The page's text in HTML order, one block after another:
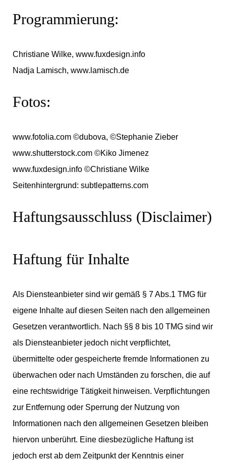
Programmierung:
Christiane Wilke, www.fuxdesign.info
Nadja Lamisch, www.lamisch.de
Fotos:
www.fotolia.com ©dubova, ©Stephanie Zieber
www.shutterstock.com ©Kiko Jimenez
www.fuxdesign.info ©Christiane Wilke
Seitenhintergrund: subtlepatterns.com
Haftungsausschluss (Disclaimer)
Haftung für Inhalte
Als Diensteanbieter sind wir gemäß § 7 Abs.1 TMG für
eigene Inhalte auf diesen Seiten nach den allgemeinen
Gesetzen verantwortlich. Nach §§ 8 bis 10 TMG sind wir
als Diensteanbieter jedoch nicht verpflichtet,
übermittelte oder gespeicherte fremde Informationen zu
überwachen oder nach Umständen zu forschen, die auf
eine rechtswidrige Tätigkeit hinweisen. Verpflichtungen
zur Entfernung oder Sperrung der Nutzung von
Informationen nach den allgemeinen Gesetzen bleiben
hiervon unberührt. Eine diesbezügliche Haftung ist
jedoch erst ab dem Zeitpunkt der Kenntnis einer